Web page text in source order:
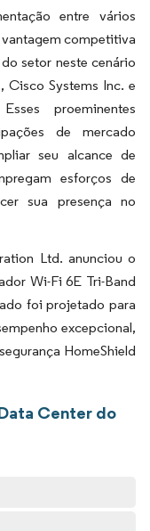
entre vários
competitiva
setor neste cenário
Cisco Systems Inc. e
proeminentes
de mercado
seu alcance de
esforços de
sua presença no
Ltd. anunciou o
Wi-Fi 6E Tri-Band
foi projetado para
excepcional,
HomeShield
Center do